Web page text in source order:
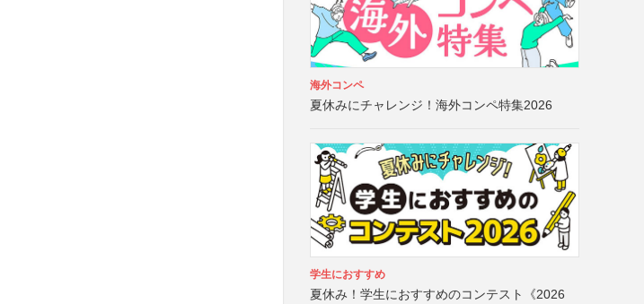
海外コンペ
夏休みにチャレンジ！海外コンペ特集2026
学生におすすめ
夏休み！学生におすすめのコンテスト《2026